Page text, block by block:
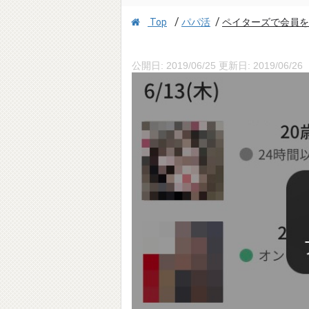
Top / パパ活 / ペイターズで会員
公開日: 2019/06/25 更新日: 2019/06/26